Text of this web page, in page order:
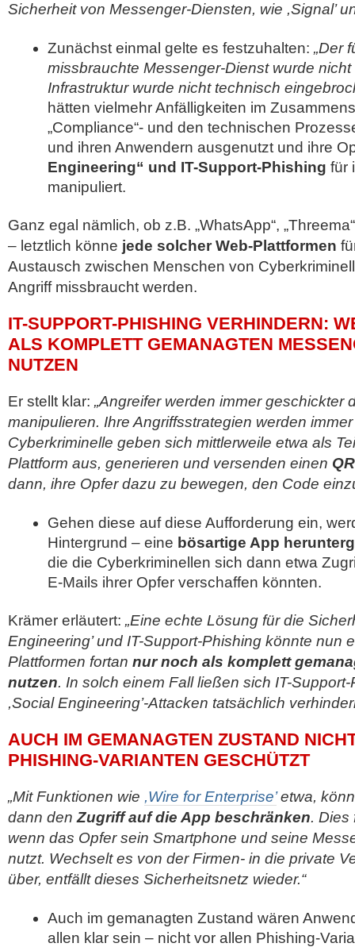
Sicherheit von Messenger-Diensten, wie ,Signal’
Zunächst einmal gelte es festzuhalten: „Der
missbrauchte Messenger-Dienst wurde nicht
Infrastruktur wurde nicht technisch
hätten vielmehr Anfälligkeiten im
„Compliance“- und den technischen
und ihren Anwendern ausgenutzt und ihre
Engineering“ und IT-Support-Phishing für
manipuliert.
Ganz egal nämlich, ob z.B. „WhatsApp“,
– letztlich könne jede solcher Web-Plattformen
Austausch zwischen Menschen von
Angriff missbraucht werden.
IT-SUPPORT-PHISHING VERHINDERN:
ALS KOMPLETT GEMANAGTEN
NUTZEN
Er stellt klar: „Angreifer werden immer geschickter
manipulieren. Ihre Angriffsstrategien werden
Cyberkriminelle geben sich mittlerweile etwa als
Plattform aus, generieren und versenden einen
dann, ihre Opfer dazu zu bewegen, den Code
Gehen diese auf diese Aufforderung ein,
Hintergrund – eine bösartige App
die die Cyberkriminellen sich dann etwa
E-Mails ihrer Opfer verschaffen könnten.
Krämer erläutert: „Eine echte Lösung für die
Engineering’ und IT-Support-Phishing könnte nun
Plattformen fortan nur noch als komplett
nutzen. In solch einem Fall ließen sich IT-
,Social Engineering’-Attacken tatsächlich
AUCH IM GEMANAGTEN ZUSTAND
PHISHING-VARIANTEN GESCHÜTZT
„Mit Funktionen wie ,Wire for Enterprise’etwa,
dann denZugriff auf die App beschränken. Dies
wenn das Opfer sein Smartphone und seine
nutzt. Wechselt es von der Firmen- in die private
über, entfällt dieses Sicherheitsnetz wieder.“
Auch im gemanagten Zustand wären
allen klar sein – nicht vor allen Phishing-